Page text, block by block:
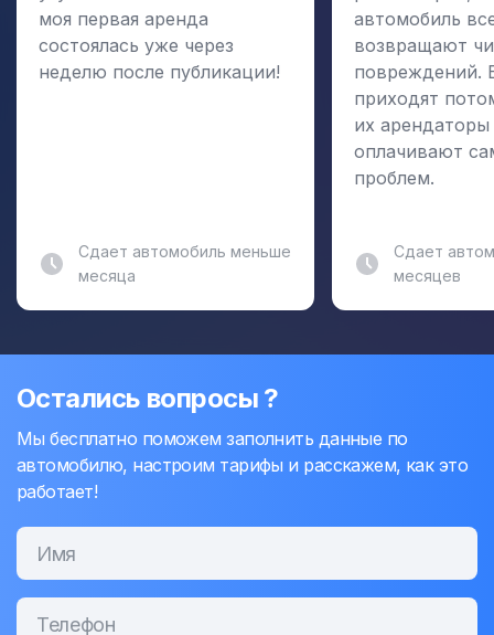
моя первая аренда
состоялась уже через
неделю после публикации!
Сдает автомобиль меньше
месяца
автомобиль
возвращают
повреждений.
приходят
их арендаторы
оплачивают
проблем.
Сдает
месяцев
Остались вопросы ?
Мы бесплатно поможем заполнить данные по
автомобилю, настроим тарифы и расскажем, как это
работает!